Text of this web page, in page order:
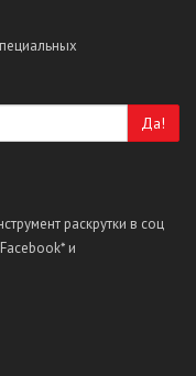
Да!
раскрутки в соц
и